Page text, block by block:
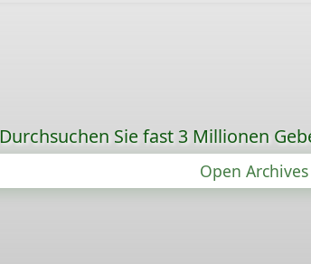
Durchsuchen Sie fast 3 Millionen
Open